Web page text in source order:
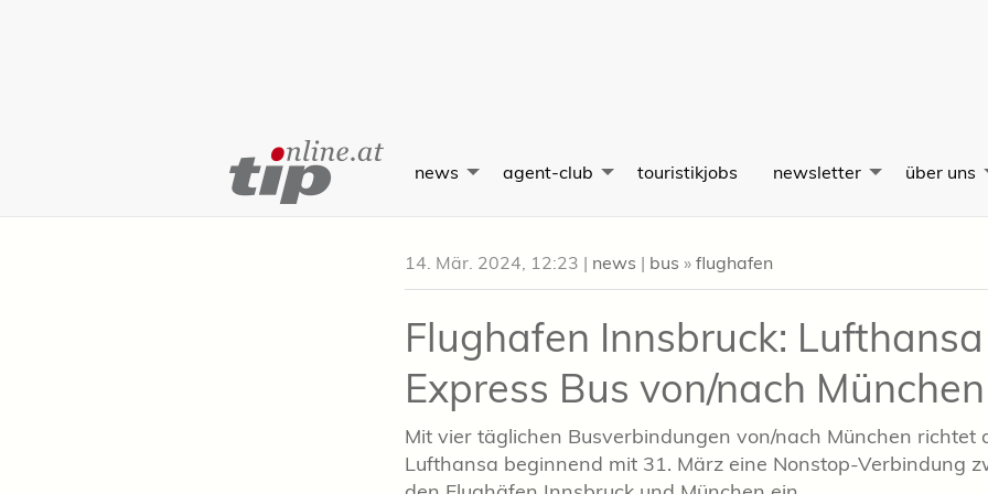
Content
news agent-club touristikjobs newsletter über uns
14. Mär. 2024, 12:23 | news | bus » flughafen
Flughafen Innsbruck: Lufthansa
Express Bus von/nach München
Mit vier täglichen Busverbindungen von/nach München richtet
Lufthansa beginnend mit 31. März eine Nonstop-Verbindung